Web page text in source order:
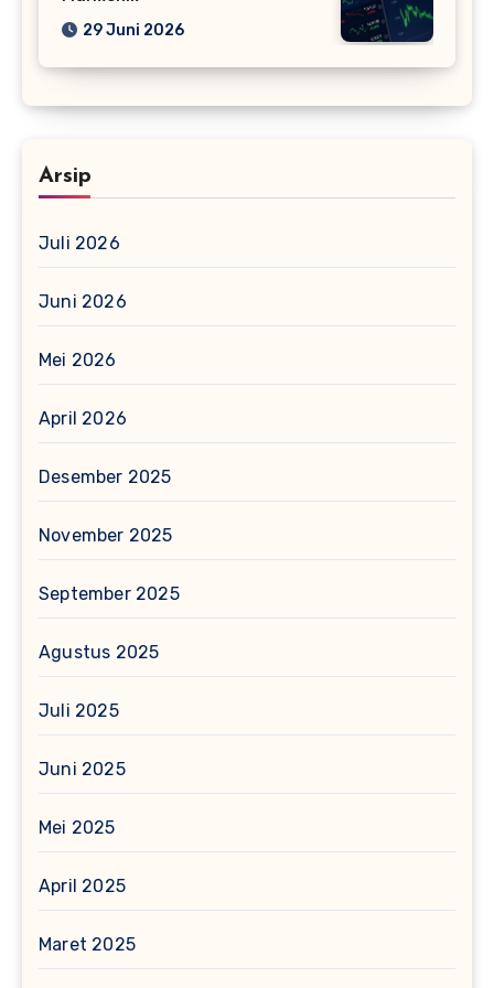
29 Juni 2026
Arsip
Juli 2026
Juni 2026
Mei 2026
April 2026
Desember 2025
November 2025
September 2025
Agustus 2025
Juli 2025
Juni 2025
Mei 2025
April 2025
Maret 2025